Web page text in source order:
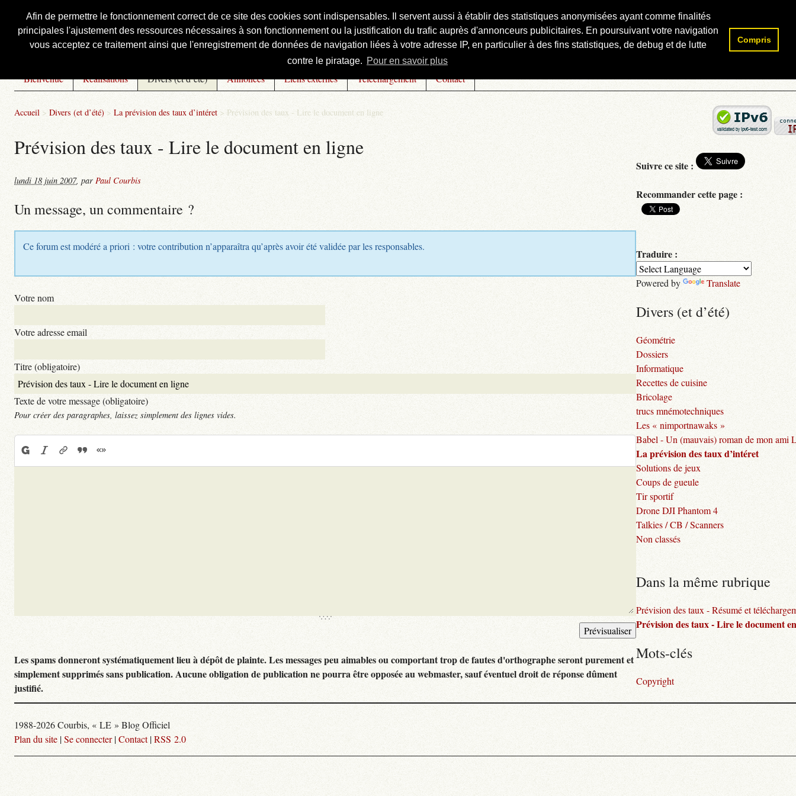
Afin de permettre le fonctionnement correct de ce site des cookies sont indispensables. Il servent aussi à établir des statistiques anonymisées ayant comme finalités
principales l'ajustement des ressources nécessaires à son fonctionnement ou la justification du trafic auprès d'annonceurs publicitaires. En poursuivant votre navigation
vous acceptez ce traitement ainsi que l'enregistrement de données de navigation liées à votre adresse IP, en particulier à des fins statistiques, de debug et de lutte
contre le piratage. Pour en savoir plus
Compris
Courbis, « LE » Blog Officiel
Bienvenue Réalisations Divers (et d’été) Annonces Liens externes Téléchargement Contact
Accueil > Divers (et d’été) > La prévision des taux d’intéret > Prévision des taux - Lire le document en ligne
Prévision des taux - Lire le document en ligne
lundi 18 juin 2007, par Paul Courbis
Un message, un commentaire ?
Ce forum est modéré a priori : votre contribution n’apparaîtra qu’après avoir été validée par les responsables.
Votre nom
Votre adresse email
Titre (obligatoire)
Texte de votre message (obligatoire)
Pour créer des paragraphes, laissez simplement des lignes vides.
Les spams donneront systématiquement lieu à dépôt de plainte. Les messages peu aimables ou comportant trop de fautes d'orthographe seront purement et
simplement supprimés sans publication. Aucune obligation de publication ne pourra être opposée au webmaster, sauf éventuel droit de réponse dûment
justifié.
Rechercher :
Suivre ce site :
Recommander cette page :
Traduire :
Powered by Translate
Divers (et d’été)
Géométrie
Dossiers
Informatique
Recettes de cuisine
Bricolage
trucs mnémotechniques
Les « nimportnawaks »
Babel - Un (mauvais) roman de mon ami
La prévision des taux d’intéret
Solutions de jeux
Coups de gueule
Tir sportif
Drone DJI Phantom 4
Talkies / CB / Scanners
Non classés
Dans la même rubrique
Prévision des taux - Résumé et
Prévision des taux - Lire le document
Mots-clés
Copyright
1988-2026 Courbis, « LE » Blog Officiel
Plan du site |Se connecter|Contact|RSS 2.0